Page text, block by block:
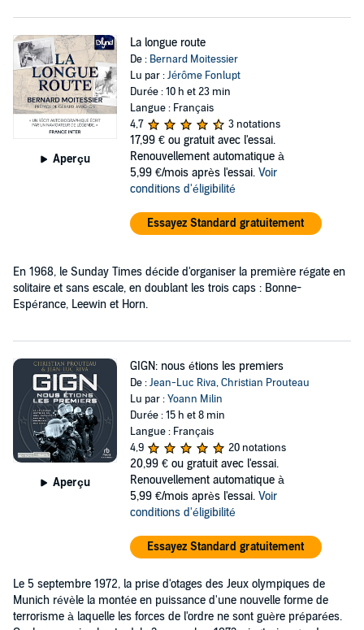
Aperçu
La longue route
De : Bernard Moitessier
Lu par :Jérôme Fonlupt
Durée : 10 h et 23 min
Langue : Français
4,7
3 notations
17,99 € ou gratuit avec l'essai.
Renouvellement automatique à
5,99 €/mois après l'essai. Voir
conditions d'éligibilité
Essayez Standard gratuitement
En 1968, le Sunday Times décide d'organiser la première régate en
solitaire et sans escale, en doublant les trois caps : Bonne-
Espérance, Leewin et Horn.
Aperçu
GIGN: nous étions les premiers
De :Jean-Luc Riva,Christian Prouteau
Lu par :Yoann Milin
Durée : 15 h et 8 min
Langue : Français
4,9
20 notations
20,99 € ou gratuit avec l'essai.
Renouvellement automatique à
5,99 €/mois après l'essai. Voir
conditions d'éligibilité
Essayez Standard gratuitement
Le 5 septembre 1972, la prise d'otages des Jeux olympiques de
Munich révèle la montée en puissance d'une nouvelle forme de
terrorisme à laquelle les forces de l'ordre ne sont guère préparées.